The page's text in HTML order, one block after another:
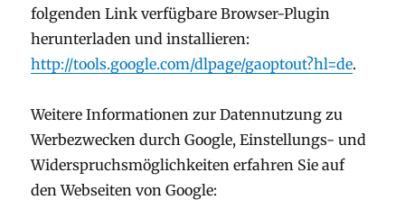
folgenden Link verfügbare Browser-Plugin
herunterladen und installieren:
http://tools.google.com/dlpage/gaoptout?hl=de.
Weitere Informationen zur Datennutzung zu
Werbezwecken durch Google, Einstellungs- und
Widerspruchsmöglichkeiten erfahren Sie auf
den Webseiten von Google: